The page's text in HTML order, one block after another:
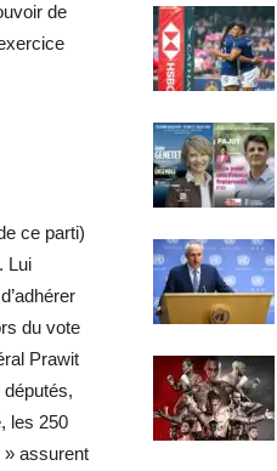
de
ce parti)
Lui
du vote
Prawit
les 250
» assurent